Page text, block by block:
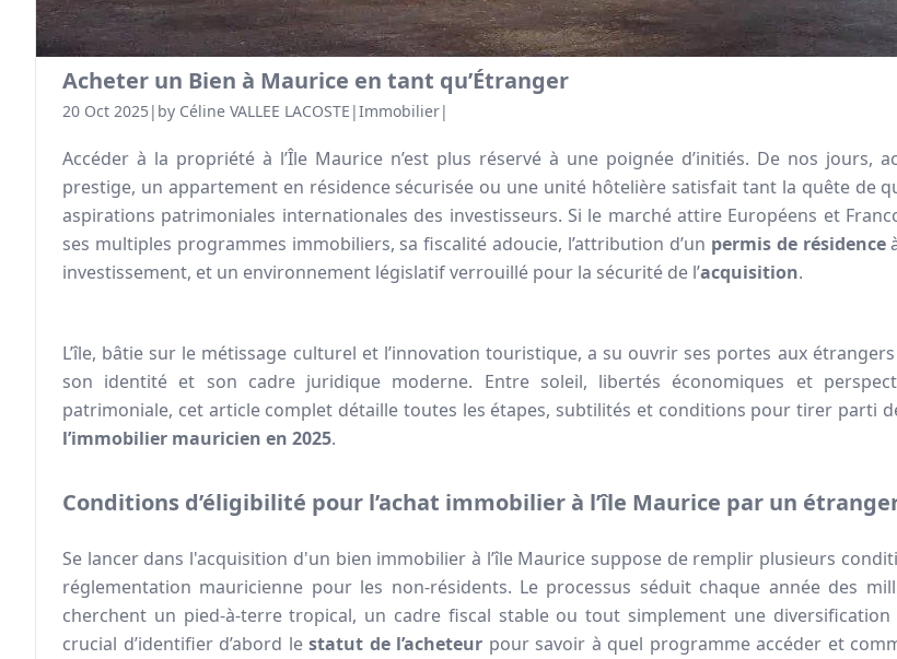
Acheter un Bien à Maurice en tant qu’Étranger
20 Oct 2025 | by Céline VALLEE LACOSTE |Immobilier|
Accéder à la propriété à l’Île Maurice n’est plus réservé à une poignée d’initiés. De nos jours,
prestige, un appartement en résidence sécurisée ou une unité hôtelière satisfait tant la quête de
aspirations patrimoniales internationales des investisseurs. Si le marché attire Européens et
ses multiples programmes immobiliers, sa fiscalité adoucie, l’attribution d’un permis de résidence
investissement, et un environnement législatif verrouillé pour la sécurité de l’acquisition.
L’île, bâtie sur le métissage culturel et l’innovation touristique, a su ouvrir ses portes aux
son identité et son cadre juridique moderne. Entre soleil, libertés économiques et
patrimoniale, cet article complet détaille toutes les étapes, subtilités et conditions pour tirer parti
l’immobilier mauricien en 2025.
Conditions d’éligibilité pour l’achat immobilier à l’île Maurice par un
Se lancer dans l'acquisition d'un bien immobilier à l’île Maurice suppose de remplir plusieurs
réglementation mauricienne pour les non-résidents. Le processus séduit chaque année des
cherchent un pied-à-terre tropical, un cadre fiscal stable ou tout simplement une
crucial d’identifier d’abord le statut de l’acheteur pour savoir à quel programme accéder et